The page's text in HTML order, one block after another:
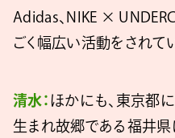
Adidas、NIKE ×
ごく幅広い活動をされてい
清水： ほかにも、東京都
生まれ故郷である福井